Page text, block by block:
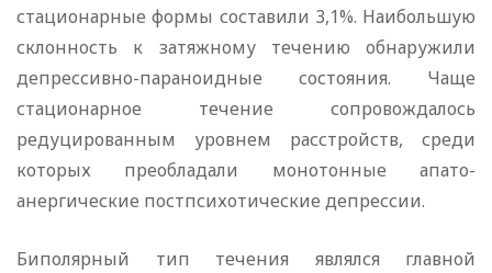
стационарные формы составили 3,1%. Наибольшую
склонность к затяжному течению обнаружили
депрессивно-параноидные состояния. Чаще
стационарное течение сопровождалось
редуцированным уровнем расстройств, среди
которых преобладали монотонные апато-
анергические постпсихотические депрессии.
Биполярный тип течения являлся главной